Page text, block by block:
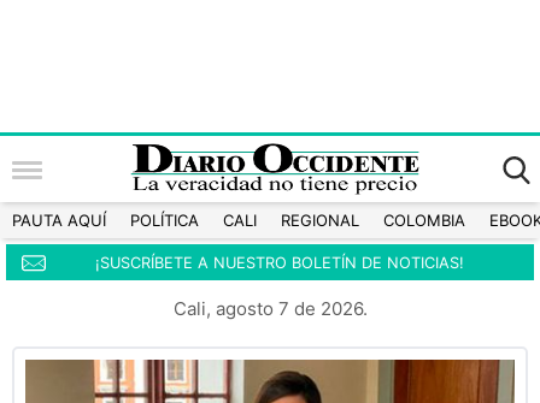
PAUTA AQUÍ POLÍTICA CALI REGIONAL COLOMBIA
¡SUSCRÍBETE A NUESTRO BOLETÍN DE NOTICIAS!
Cali, agosto 7 de 2026.